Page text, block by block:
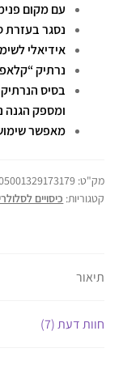
עם מקום
נסגר בעזרת
אידיאלי
נרתיק
ומספק הגנה
מאפשר
מק"ט:
קטגוריות: כיסויים
תיאור
חוות דעת (7)